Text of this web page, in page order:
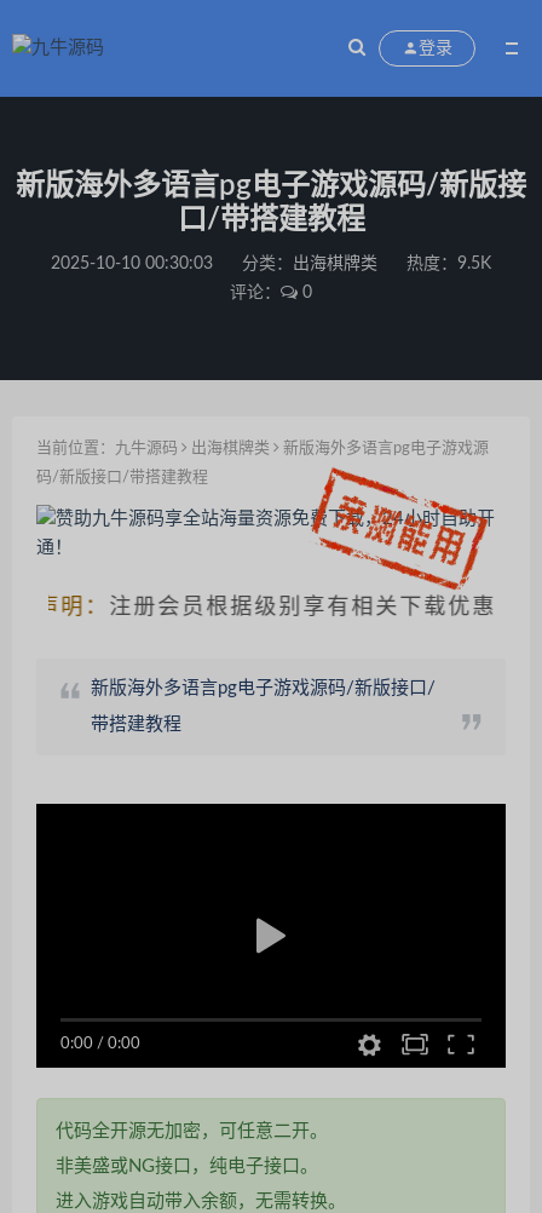
登录
新版海外多语言pg电子游戏源码/新版接
口/带搭建教程
2025-10-10 00:30:03 分类： 出海棋牌类
热度：9.5K
评论：
0
当前位置： 九牛源码 出海棋牌类
新版海外多语言pg电子游戏源
码/新版接口/带搭建教程
明： 注册会员根据级别享有相关下载优惠，请仔
新版海外多语言pg电子游戏源码/新版接口/
带搭建教程
0:00 / 0:00
代码全开源无加密，可任意二开。
非美盛或NG接口，纯电子接口。
进入游戏自动带入余额，无需转换。